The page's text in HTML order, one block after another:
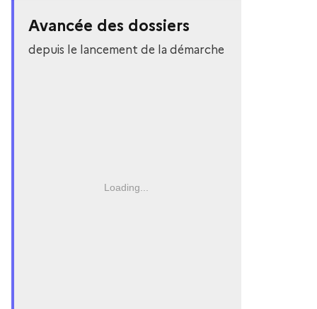
Avancée des dossiers
depuis le lancement de la démarche
Loading...